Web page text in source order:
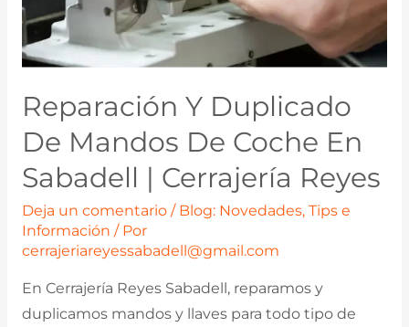
Reparación Y Duplicado
De Mandos De Coche En
Sabadell | Cerrajería Reyes
Deja un comentario / Blog: Novedades, Tips e
Información / Por
cerrajeriareyessabadell@gmail.com
En Cerrajería Reyes Sabadell, reparamos y
duplicamos mandos y llaves para todo tipo de